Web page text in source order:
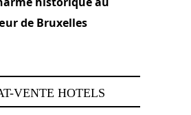
de Bruxelles
VENTE HOTELS